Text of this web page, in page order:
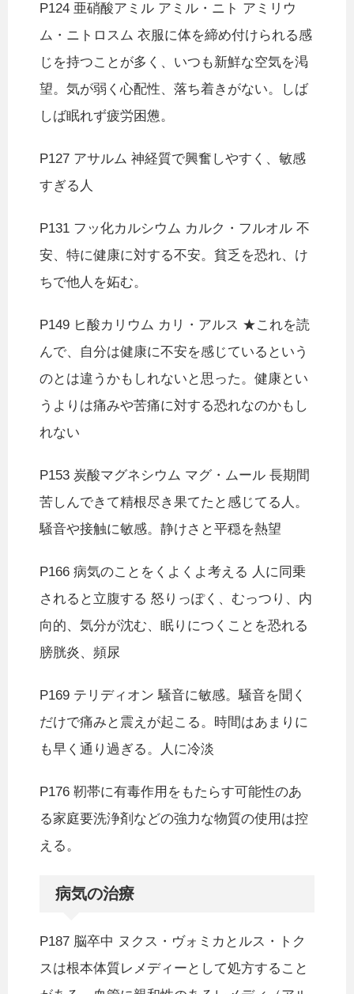
P124 亜硝酸アミル アミル・ニト アミリウ
ム・ニトロスム 衣服に体を締め付けられる感
じを持つことが多く、いつも新鮮な空気を渇
望。気が弱く心配性、落ち着きがない。しば
しば眠れず疲労困憊。
P127 アサルム 神経質で興奮しやすく、敏感
すぎる人
P131 フッ化カルシウム カルク・フルオル 不
安、特に健康に対する不安。貧乏を恐れ、け
ちで他人を妬む。
P149 ヒ酸カリウム カリ・アルス ★これを読
んで、自分は健康に不安を感じているという
のとは違うかもしれないと思った。健康とい
うよりは痛みや苦痛に対する恐れなのかもし
れない
P153 炭酸マグネシウム マグ・ムール 長期間
苦しんできて精根尽き果てたと感じてる人。
騒音や接触に敏感。静けさと平穏を熱望
P166 病気のことをくよくよ考える 人に同乗
されると立腹する 怒りっぽく、むっつり、内
向的、気分が沈む、眠りにつくことを恐れる
膀胱炎、頻尿
P169 テリディオン 騒音に敏感。騒音を聞く
だけで痛みと震えが起こる。時間はあまりに
も早く通り過ぎる。人に冷淡
P176 靭帯に有毒作用をもたらす可能性のあ
る家庭要洗浄剤などの強力な物質の使用は控
える。
病気の治療
P187 脳卒中 ヌクス・ヴォミカとルス・トク
スは根本体質レメディーとして処方すること